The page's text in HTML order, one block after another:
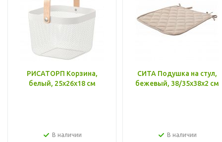
РИСАТОРП Корзина,
белый, 25x26x18 см
В наличии
СИТА Подушка на стул,
бежевый, 38/35x38x2 см
В наличии